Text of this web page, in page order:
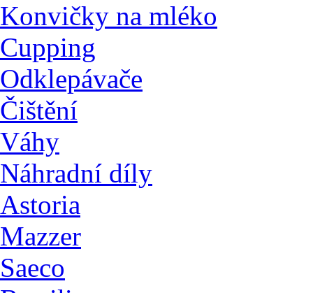
Konvičky na mléko
Cupping
Odklepávače
Čištění
Váhy
Náhradní díly
Astoria
Mazzer
Saeco